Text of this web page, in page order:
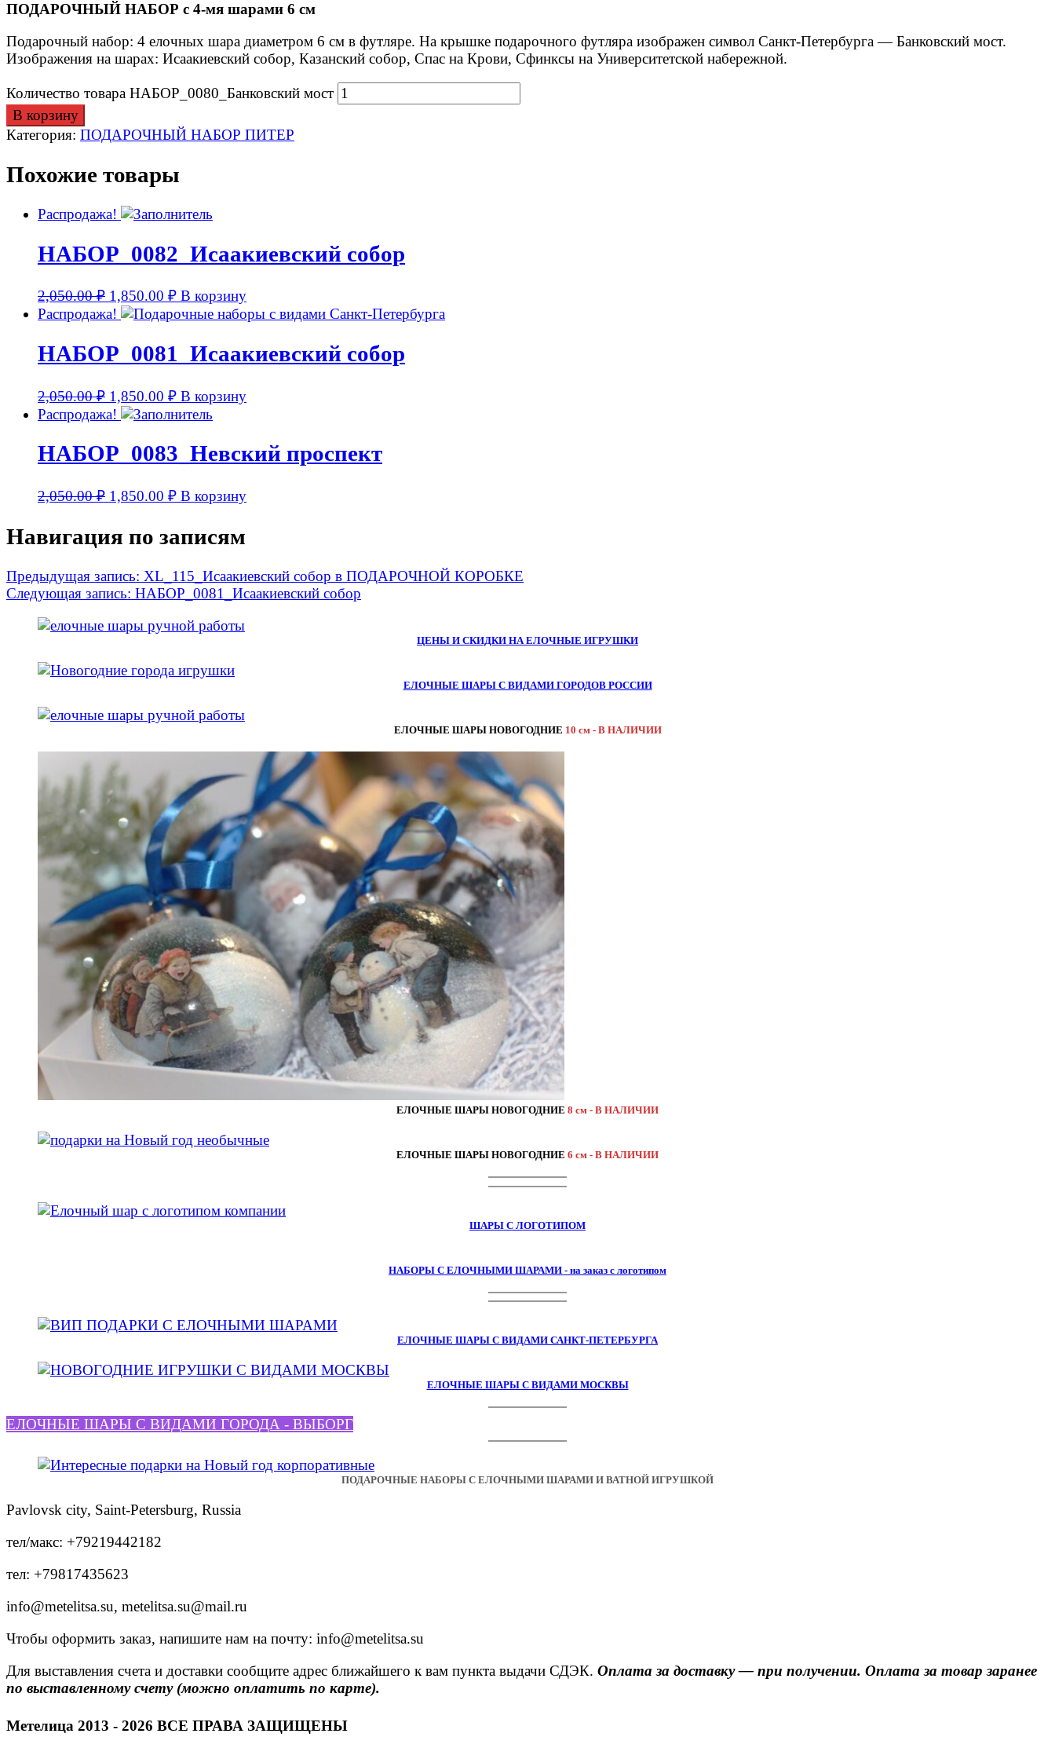
ПОДАРОЧНЫЙ НАБОР с 4-мя шарами 6 см
Подарочный набор: 4 елочных шара диаметром 6 см в футляре. На крышке подарочного футляра изображен символ Санкт-Петербурга — Банковский мост.
Изображения на шарах: Исаакиевский собор, Казанский собор, Спас на Крови, Сфинксы на Университетской набережной.
Количество товара НАБОР_0080_Банковский мост
В корзину
Категория: ПОДАРОЧНЫЙ НАБОР ПИТЕР
Похожие товары
Распродажа!
НАБОР_0082_Исаакиевский собор
2,050.00₽ 1,850.00 ₽ В корзину
Распродажа!
НАБОР_0081_Исаакиевский собор
2,050.00₽ 1,850.00 ₽ В корзину
Распродажа!
НАБОР_0083_Невский проспект
2,050.00₽ 1,850.00 ₽ В корзину
Навигация по записям
Предыдущая запись: XL_115_Исаакиевский собор в ПОДАРОЧНОЙ КОРОБКЕ
Следующая запись: НАБОР_0081_Исаакиевский собор
ЦЕНЫ И СКИДКИ НА ЕЛОЧНЫЕ ИГРУШКИ
ЕЛОЧНЫЕ ШАРЫ С ВИДАМИ ГОРОДОВ РОССИИ
ЕЛОЧНЫЕ ШАРЫ НОВОГОДНИЕ 10 см - В НАЛИЧИИ
ЕЛОЧНЫЕ ШАРЫ НОВОГОДНИЕ 8 см - В НАЛИЧИИ
ЕЛОЧНЫЕ ШАРЫ НОВОГОДНИЕ 6 см - В НАЛИЧИИ
ШАРЫ С ЛОГОТИПОМ
НАБОРЫ С ЕЛОЧНЫМИ ШАРАМИ - на заказ с логотипом
ЕЛОЧНЫЕ ШАРЫ С ВИДАМИ САНКТ-ПЕТЕРБУРГА
ЕЛОЧНЫЕ ШАРЫ С ВИДАМИ МОСКВЫ
ЕЛОЧНЫЕ ШАРЫ С ВИДАМИ ГОРОДА - ВЫБОРГ
ПОДАРОЧНЫЕ НАБОРЫ С ЕЛОЧНЫМИ ШАРАМИ И ВАТНОЙ ИГРУШКОЙ
Pavlovsk city, Saint-Petersburg, Russia
тел/макс: +79219442182
тел: +79817435623
info@metelitsa.su, metelitsa.su@mail.ru
Чтобы оформить заказ, напишите нам на почту: info@metelitsa.su
Для выставления счета и доставки сообщите адрес ближайшего к вам пункта выдачи СДЭК. Оплата за доставку — при получении. Оплата за товар заранее
по выставленному счету (можно оплатить по карте).
Метелица 2013 - 2026 ВСЕ ПРАВА ЗАЩИЩЕНЫ